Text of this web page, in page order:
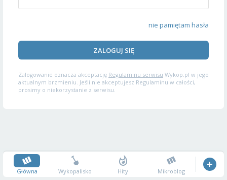
nie pamiętam hasła
ZALOGUJ SIĘ
Zalogowanie oznacza akceptację Regulaminu serwisu Wykop.pl w jego
aktualnym brzmieniu. Jeśli nie akceptujesz Regulaminu w całości,
prosimy o niekorzystanie z serwisu.
Główna Wykopalisko Hity Mikroblog